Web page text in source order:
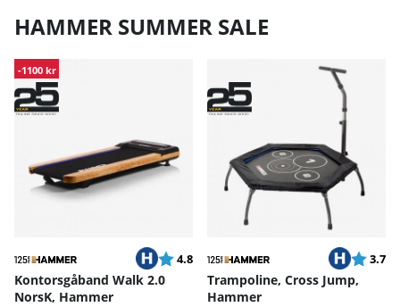
HAMMER SUMMER SALE
-1100 kr
Betyg:
4.8 utav 5 stjärnor
Kontorsgåband Walk 2.0
NorsK, Hammer
Betyg:
3.7
Trampoline, Cross Jump,
Hammer